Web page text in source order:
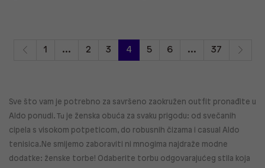
1 ... 2 3 4 5 6 ... 37
Sve što vam je potrebno za savršeno zaokružen outfit pronađite u
Aldo ponudi. Tu je ženska obuća za svaku prigodu: od svečanih
cipela s visokom potpeticom, do robusnih čizama i casual Aldo
tenisica.Ne smijemo zaboraviti ni mnogima najdraže modne
dodatke: ženske torbe! Odaberite torbu odgovarajućeg stila koja